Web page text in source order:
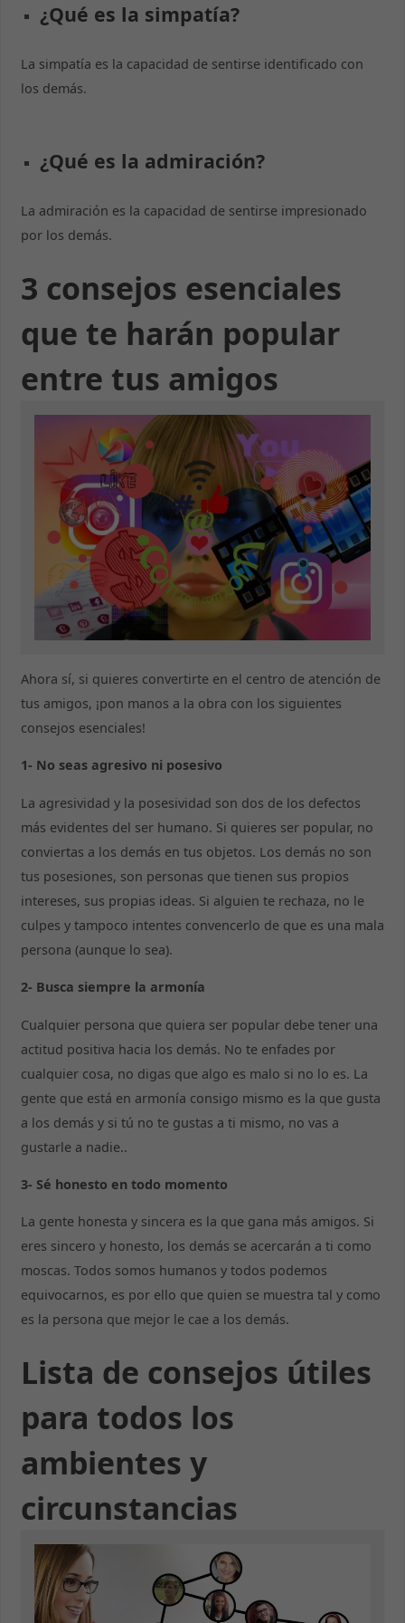
¿Qué es la simpatía?
La simpatía es la capacidad de sentirse identificado con
los demás.
¿Qué es la admiración?
La admiración es la capacidad de sentirse impresionado
por los demás.
3 consejos esenciales
que te harán popular
entre tus amigos
Ahora sí, si quieres convertirte en el centro de atención de
tus amigos, ¡pon manos a la obra con los siguientes
consejos esenciales!
1- No seas agresivo ni posesivo
La agresividad y la posesividad son dos de los defectos
más evidentes del ser humano. Si quieres ser popular, no
conviertas a los demás en tus objetos. Los demás no son
tus posesiones, son personas que tienen sus propios
intereses, sus propias ideas. Si alguien te rechaza, no le
culpes y tampoco intentes convencerlo de que es una mala
persona (aunque lo sea).
2- Busca siempre la armonía
Cualquier persona que quiera ser popular debe tener una
actitud positiva hacia los demás. No te enfades por
cualquier cosa, no digas que algo es malo si no lo es. La
gente que está en armonía consigo mismo es la que gusta
a los demás y si tú no te gustas a ti mismo, no vas a
gustarle a nadie..
3- Sé honesto en todo momento
La gente honesta y sincera es la que gana más amigos. Si
eres sincero y honesto, los demás se acercarán a ti como
moscas. Todos somos humanos y todos podemos
equivocarnos, es por ello que quien se muestra tal y como
es la persona que mejor le cae a los demás.
Lista de consejos útiles
para todos los
ambientes y
circunstancias